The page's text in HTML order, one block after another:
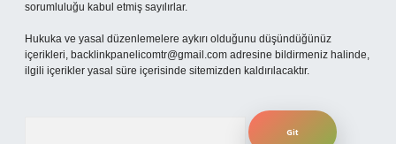
sorumluluğu kabul etmiş sayılırlar.
Hukuka ve yasal düzenlemelere aykırı olduğunu düşündüğünüz
içerikleri, backlinkpanelicomtr@gmail.com adresine bildirmeniz halinde,
ilgili içerikler yasal süre içerisinde sitemizden kaldırılacaktır.